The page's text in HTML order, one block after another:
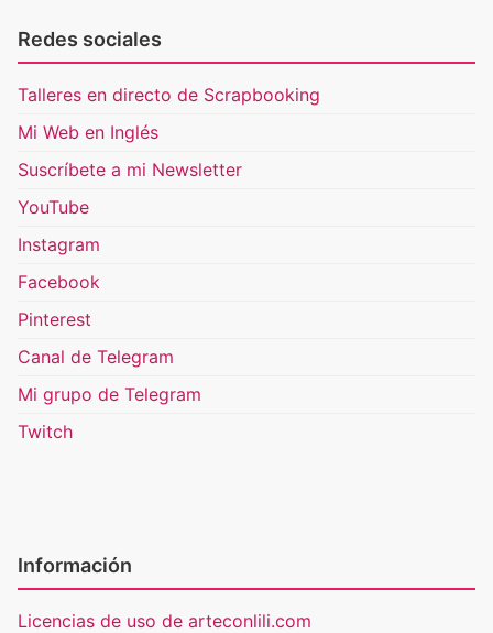
Redes sociales
Talleres en directo de Scrapbooking
Mi Web en Inglés
Suscríbete a mi Newsletter
YouTube
Instagram
Facebook
Pinterest
Canal de Telegram
Mi grupo de Telegram
Twitch
Información
Licencias de uso de arteconlili.com